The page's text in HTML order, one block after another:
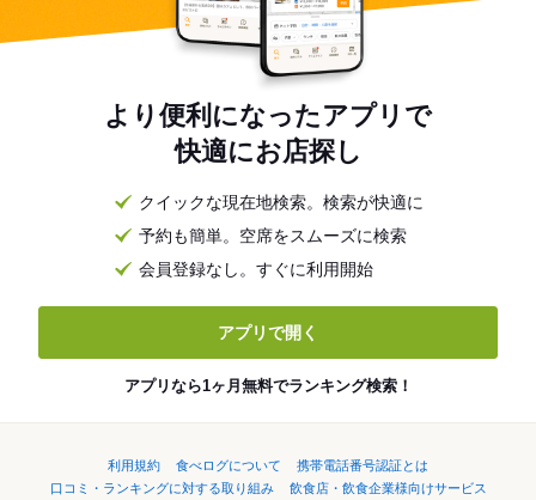
より便利になったアプリで
快適にお店探し
クイックな現在地検索。検索が快適に
予約も簡単。空席をスムーズに検索
会員登録なし。すぐに利用開始
アプリで開く
アプリなら1ヶ月無料でランキング検索！
利用規約 食べログについて
携帯電話番号認証とは
口コミ・ランキングに対する取り組み
飲食店・飲食企業様向けサービス